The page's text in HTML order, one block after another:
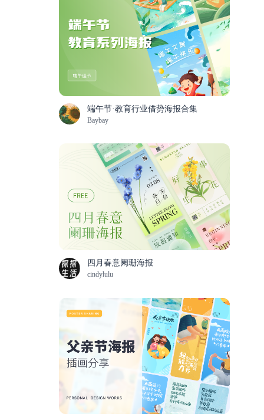
端午节·教育行业借势海报合集
Baybay
四月春意阑珊海报
cindylulu